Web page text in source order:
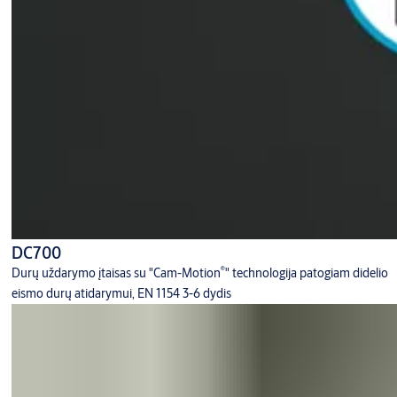
DC700
Durų uždarymo įtaisas su "Cam-Motion®" technologija patogiam didelio
eismo durų atidarymui, EN 1154 3-6 dydis